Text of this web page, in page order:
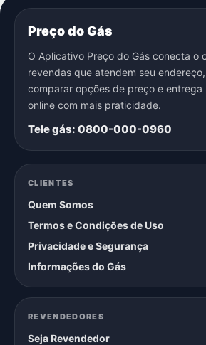
Preço do Gás
O Aplicativo Preço do Gás conecta o
revendas que atendem seu
comparar opções de preço e
online com mais praticidade.
Tele gás: 0800-000-0960
CLIENTES
Quem Somos
Termos e Condições de Uso
Privacidade e Segurança
Informações do Gás
REVENDEDORES
Seja Revendedor